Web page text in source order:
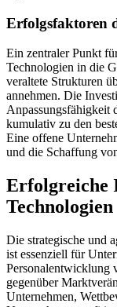
Erfolgsfaktoren
Ein zentraler Punkt
Technologien in die
veraltete Strukturen
annehmen. Die
Anpassungsfähigkeit
kumulativ zu den
Eine offene
und die Schaffung
Erfolgreiche
Technologien
Die strategische und
ist essenziell für
Personalentwicklung
gegenüber
Unternehmen,